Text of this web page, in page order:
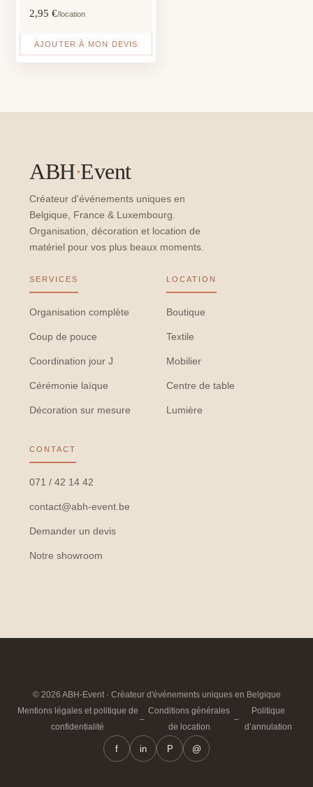
2,95€/location
AJOUTER À MON DEVIS
ABH·Event
Créateur d'événements uniques en
Belgique, France & Luxembourg.
Organisation, décoration et location de
matériel pour vos plus beaux moments.
SERVICES
Organisation complète
Coup de pouce
Coordination jour J
Cérémonie laïque
Décoration sur mesure
LOCATION
Boutique
Textile
Mobilier
Centre de table
Lumière
CONTACT
071 / 42 14 42
contact@abh-event.be
Demander un devis
Notre showroom
© 2026 ABH-Event · Créateur d'événements uniques en Belgique
Mentions légales et politique de
confidentialité
–
Conditions générales
de location
–
Politique
d’annulation
f in P @